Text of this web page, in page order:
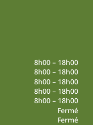
8h00 – 18h00
8h00 – 18h00
8h00 – 18h00
8h00 – 18h00
8h00 – 18h00
Fermé
Fermé